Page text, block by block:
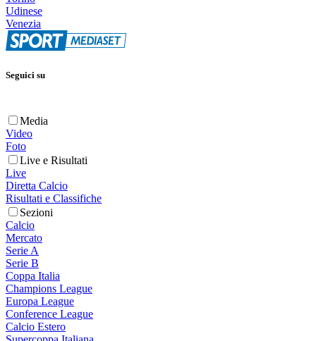
Udinese
Venezia
Seguici su
Media
Video
Foto
Live e Risultati
Live
Diretta Calcio
Risultati e Classifiche
Sezioni
Calcio
Mercato
Serie A
Serie B
Coppa Italia
Champions League
Europa League
Conference League
Calcio Estero